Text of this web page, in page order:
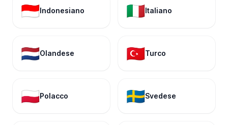
🇮🇩Indonesiano 🇮🇹Italiano
🇳🇱Olandese 🇹🇷Turco
🇵🇱Polacco 🇸🇪Svedese